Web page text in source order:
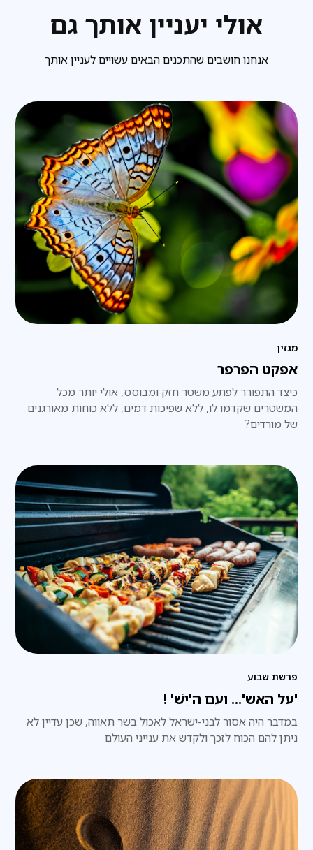
אולי יעניין אותך גם
אנחנו חושבים שהתכנים הבאים עשויים לעניין אותך
מגזין
אפקט הפרפר
כיצד התפורר לפתע משטר חזק ומבוסס, אולי יותר מכל
המשטרים שקדמו לו, ללא שפיכות דמים, ללא כוחות מאורגנים
של מורדים?
פרשת שבוע
'על האֵש'... ועם ה'יֵשׁ' !
במדבר היה אסור לבני-ישראל לאכול בשר תאווה, שכן עדיין לא
ניתן להם הכוח לזכך ולקדש את ענייני העולם